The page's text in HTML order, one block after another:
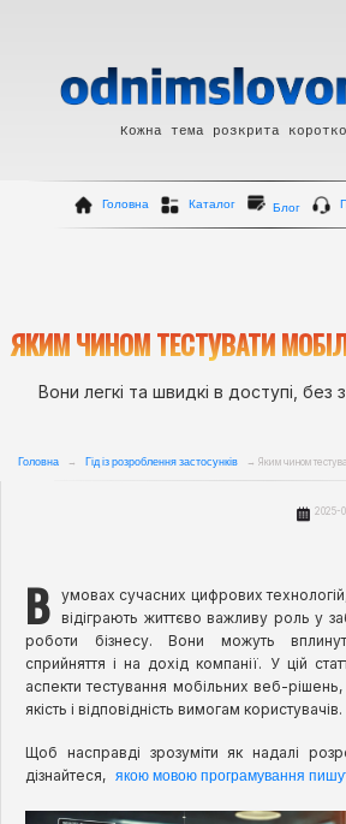
Кожна тема розкрита
Головна Каталог Блог
ЯКИМ ЧИНОМ ТЕСТУВАТИ
Вони легкі та швидкі в доступі, без
Головна → Гід із розроблення застосунків → Яким чином
2025-
В
умовах сучасних цифрових
відіграють життєво важливу роль у
роботи бізнесу. Вони можуть
сприйняття і на дохід компанії. У цій
аспекти тестування мобільних веб-
якість і відповідність вимогам користувачів.
Щоб насправдi зрозуміти як надалі
дізнайтеся, якою мовою програмування